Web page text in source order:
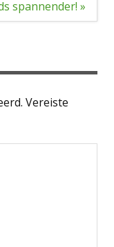
spannender! »
Vereiste